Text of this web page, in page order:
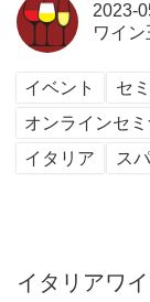
2023-
ワイ
イベント セ
オンラインセ
イタリア
ス
イタリアワ